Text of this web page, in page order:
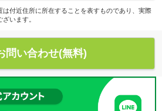
付近住所に所在することを表すものであり、実際
います。
問い合わせ(無料)